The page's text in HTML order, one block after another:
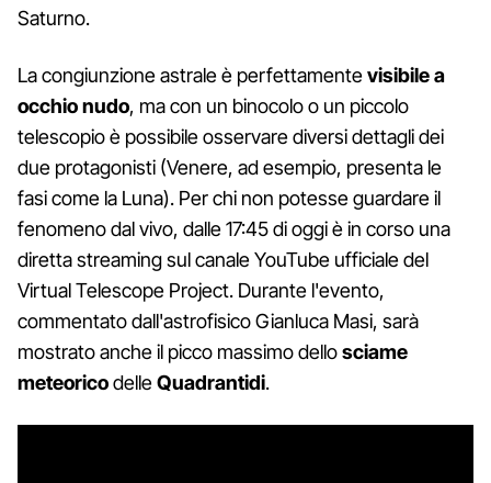
Saturno.
La congiunzione astrale è perfettamentevisibile a
occhio nudo, ma con un binocolo o un piccolo
telescopio è possibile osservare diversi dettagli dei
due protagonisti (Venere, ad esempio, presenta le
fasi come la Luna). Per chi non potesse guardare il
fenomeno dal vivo, dalle 17:45 di oggi è in corso una
diretta streaming sul canale YouTube ufficiale del
Virtual Telescope Project. Durante l'evento,
commentato dall'astrofisico Gianluca Masi, sarà
mostrato anche il picco massimo dellosciame
meteoricodelleQuadrantidi.